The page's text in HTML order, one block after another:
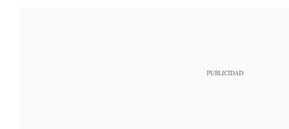
PUBLICIDAD